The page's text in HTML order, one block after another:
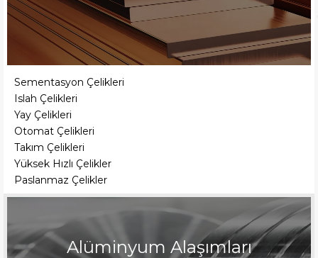
Sementasyon Çelikleri
Islah Çelikleri
Yay Çelikleri
Otomat Çelikleri
Takım Çelikleri
Yüksek Hızlı Çelikler
Paslanmaz Çelikler
Alüminyum Alaşımları